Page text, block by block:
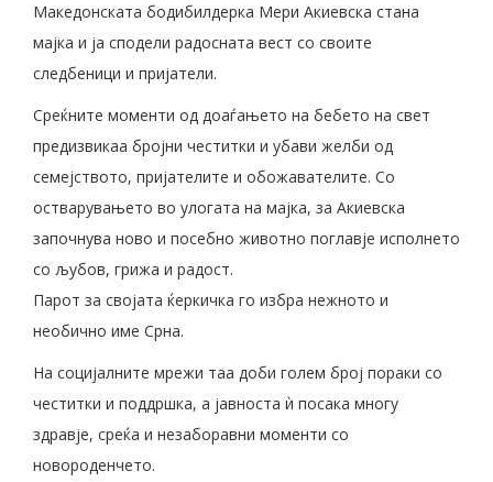
Македонската бодибилдерка Мери Акиевска стана
мајка и ја сподели радосната вест со своите
следбеници и пријатели.
Среќните моменти од доаѓањето на бебето на свет
предизвикаа бројни честитки и убави желби од
семејството, пријателите и обожавателите. Со
остварувањето во улогата на мајка, за Акиевска
започнува ново и посебно животно поглавје исполнето
со љубов, грижа и радост.
Парот за својата ќеркичка го избра нежното и
необично име Срна.
На социјалните мрежи таа доби голем број пораки со
честитки и поддршка, а јавноста ѝ посака многу
здравје, среќа и незаборавни моменти со
новороденчето.